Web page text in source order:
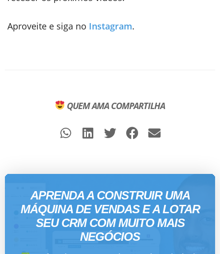
Aproveite e siga no Instagram.
QUEM AMA COMPARTILHA
APRENDA A CONSTRUIR UMA
MÁQUINA DE VENDAS E A LOTAR
SEU CRM COM MUITO MAIS
NEGÓCIOS